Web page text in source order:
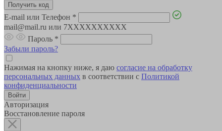
E-mail или Телефон *
mail@mail.ru или 7XXXXXXXXXX
Пароль *
Забыли пароль?
Нажимая на кнопку ниже, я даю согласие на обработку
персональных данных в соответствии с Политикой
конфиденциальности
Авторизация
Восстановление пароля